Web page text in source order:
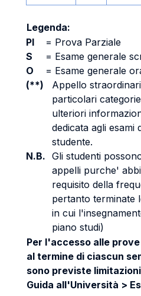
Legenda:
PI
= Prova Parziale
S
= Esame generale
O
= Esame generale
(**)
Appello
particolari
ulteriori
dedicata agli esami
studente.
N.B. Gli studenti
appelli purche'
requisito della
pertanto terminate
in cui
piano studi)
Per l'accesso alle
al termine di ciascun
sono previste
Guida all'Università >